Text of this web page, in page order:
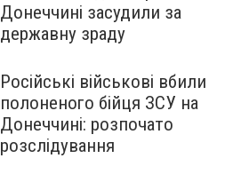
Донеччині засудили за
державну зраду
Російські військові вбили
полоненого бійця ЗСУ на
Донеччині: розпочато
розслідування